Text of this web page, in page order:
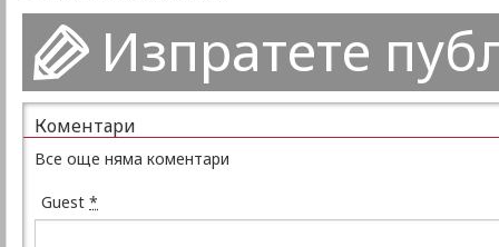
Изпратете
Коментари
Все още няма коментари
Guest *